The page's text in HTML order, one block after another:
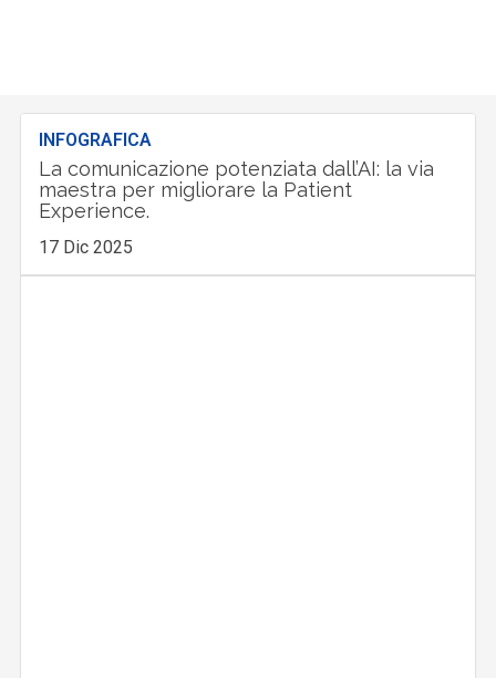
INFOGRAFICA
La comunicazione potenziata dall’AI: la via
maestra per migliorare la Patient
Experience.
17 Dic 2025